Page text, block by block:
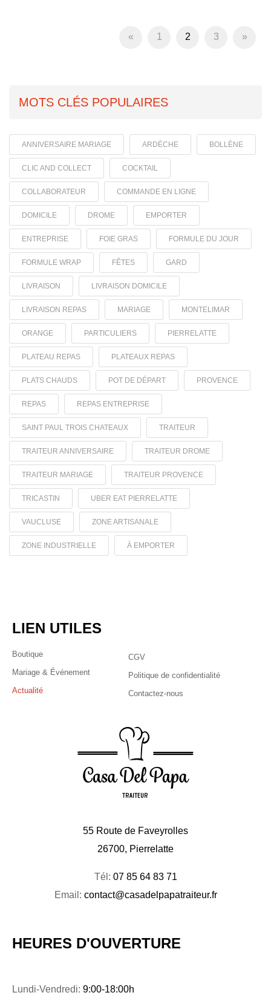
« 1 2 3 »
MOTS CLÉS POPULAIRES
ANNIVERSAIRE MARIAGE ARDÈCHE BOLLÈNE
CLIC AND COLLECT COCKTAIL
COLLABORATEUR COMMANDE EN LIGNE
DOMICILE DROME EMPORTER
ENTREPRISE FOIE GRAS FORMULE DU JOUR
FORMULE WRAP FÊTES GARD
LIVRAISON LIVRAISON DOMICILE
LIVRAISON REPAS MARIAGE MONTELIMAR
ORANGE PARTICULIERS PIERRELATTE
PLATEAU REPAS PLATEAUX REPAS
PLATS CHAUDS POT DE DÉPART PROVENCE
REPAS REPAS ENTREPRISE
SAINT PAUL TROIS CHATEAUX TRAITEUR
TRAITEUR ANNIVERSAIRE TRAITEUR DROME
TRAITEUR MARIAGE TRAITEUR PROVENCE
TRICASTIN UBER EAT PIERRELATTE
VAUCLUSE ZONE ARTISANALE
ZONE INDUSTRIELLE À EMPORTER
LIEN UTILES
Boutique
Mariage & Événement
Actualité
CGV
Politique de confidentialité
Contactez-nous
55 Route de Faveyrolles
26700, Pierrelatte
Tél: 07 85 64 83 71
Email: contact@casadelpapatraiteur.fr
HEURES D'OUVERTURE
Lundi-Vendredi: 9:00-18:00h